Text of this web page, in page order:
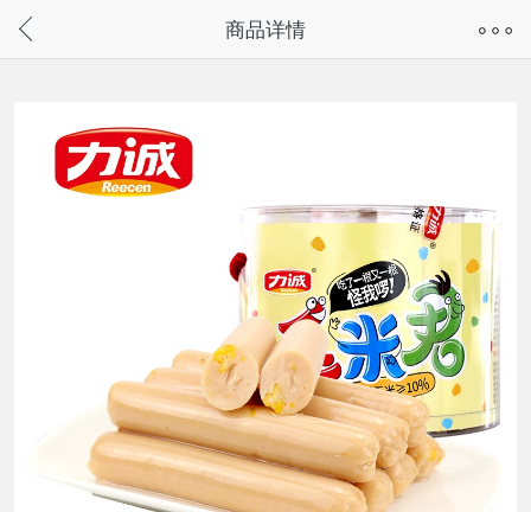
请通过微信或支付宝搜“奇兔客小程序”访问
商品详情